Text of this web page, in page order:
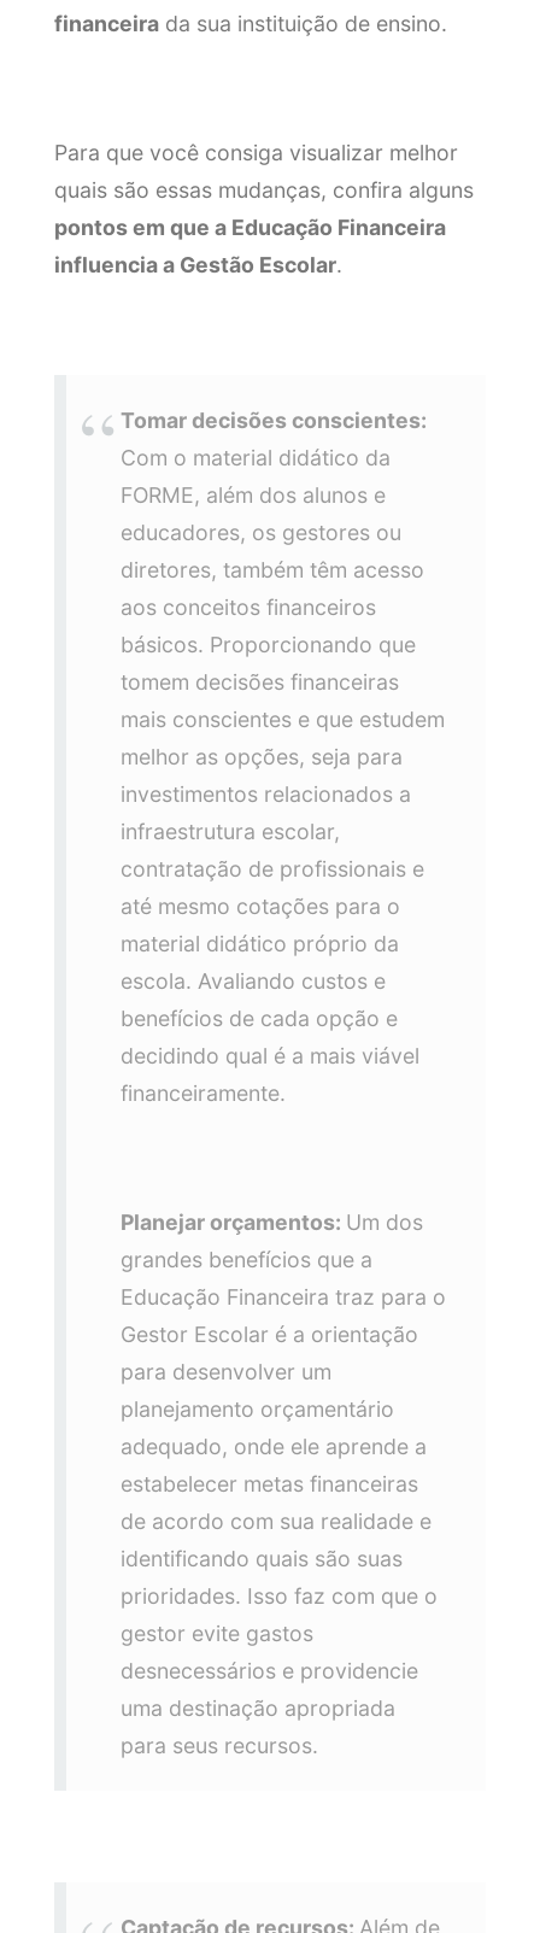
financeirada sua instituição de ensino.
Para que você consiga visualizar melhor
quais são essas mudanças, confira alguns
pontos em que a Educação Financeira
influencia a Gestão Escolar.
Tomar decisões conscientes:
Com o material didático da
FORME, além dos alunos e
educadores, os gestores ou
diretores, também têm acesso
aos conceitos financeiros
básicos. Proporcionando que
tomem decisões financeiras
mais conscientes e que estudem
melhor as opções, seja para
investimentos relacionados a
infraestrutura escolar,
contratação de profissionais e
até mesmo cotações para o
material didático próprio da
escola. Avaliando custos e
benefícios de cada opção e
decidindo qual é a mais viável
financeiramente.
Planejar orçamentos: Um dos
grandes benefícios que a
Educação Financeira traz para o
Gestor Escolar é a orientação
para desenvolver um
planejamento orçamentário
adequado, onde ele aprende a
estabelecer metas financeiras
de acordo com sua realidade e
identificando quais são suas
prioridades. Isso faz com que o
gestor evite gastos
desnecessários e providencie
uma destinação apropriada
para seus recursos.
Captação de recursos: Além de